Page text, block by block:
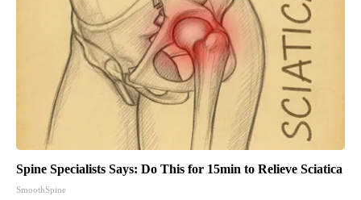
Spine Specialists Says: Do This for 15min to Relieve Sciatica
SmoothSpine